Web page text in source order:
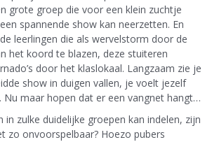
grote groep die voor een klein zuchtje
spannende show kan neerzetten. En
leerlingen die als wervelstorm door de
het koord te blazen, deze stuiteren
door het klaslokaal. Langzaam zie je
show in duigen vallen, je voelt jezelf
Nu maar hopen dat er een vangnet hangt…
in zulke duidelijke groepen kan indelen, zijn
zo onvoorspelbaar? Hoezo pubers